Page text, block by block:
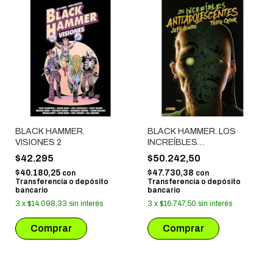
BLACK HAMMER.
VISIONES 2
$42.295
$40.180,25 con
Transferencia o depósito
bancario
3 x $14.098,33 sin interés
BLACK HAMMER. LOS
INCREÍBLES
ANTIADOLESCENTES
$50.242,50
$47.730,38 con
Transferencia o depósito
bancario
3 x $16.747,50 sin interés